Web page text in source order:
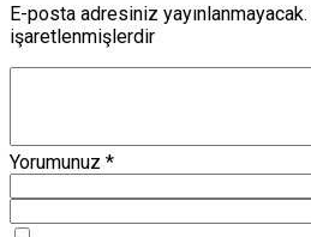
E-posta adresiniz yayınlanmayacak.
işaretlenmişlerdir
Yorumunuz *